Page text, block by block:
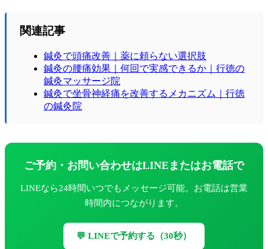
関連記事
鍼灸で頭痛改善｜薬に頼らない選択肢
鍼灸の腰痛効果｜何回で実感できるか｜行徳の
鍼灸マッサージ院
鍼灸で坐骨神経痛を改善するメカニズム｜行徳
の鍼灸院
ご予約・お問い合わせはLINEまたはお電話で
LINEなら24時間いつでもメッセージ可能。お電話は営業
時間内につながります。
💬 LINEで予約する（30秒）